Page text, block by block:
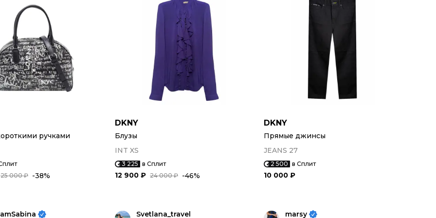
ручками
25 000 ₽ -38%
DKNY
Блузы
INT XS
3 225 в Сплит
24 000 ₽
12 900 ₽ -46%
DKNY
Прямые джинсы
JEANS 27
2 500 в Сплит
10 000 ₽
Svetlana_travel marsy